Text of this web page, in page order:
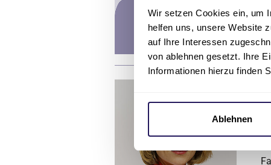
Wir setzen Cookies ein, um
helfen uns, unsere Website
auf Ihre Interessen
von ablehnen gesetzt. Ihre
Informationen hierzu finden
Ablehnen